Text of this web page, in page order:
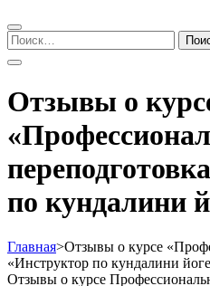
Найти:
Отзывы о
по кундалини
Главная>Отзывы о курсе
«Инструктор по кундалини
Отзывы о курсе